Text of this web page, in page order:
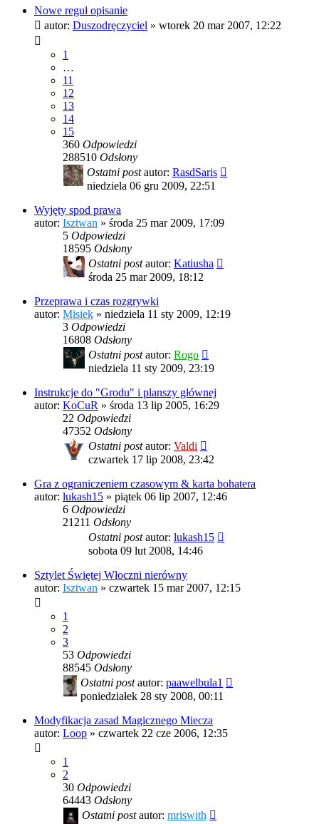
Nowe reguł opisanie
autor: Duszodręczyciel » wtorek 20 mar 2007, 12:22
1
…
11
12
13
14
15
360 Odpowiedzi
288510 Odsłony
Ostatni postautor: RasdSaris
niedziela 06 gru 2009, 22:51
Wyjęty spod prawa
autor: Isztwan » środa 25 mar 2009, 17:09
5 Odpowiedzi
18595 Odsłony
Ostatni postautor: Katiusha
środa 25 mar 2009, 18:12
Przeprawa i czas rozgrywki
autor: Misiek » niedziela 11 sty 2009, 12:19
3 Odpowiedzi
16808 Odsłony
Ostatni postautor: Rogo
niedziela 11 sty 2009, 23:19
Instrukcje do "Grodu" i planszy głównej
autor: KoCuR » środa 13 lip 2005, 16:29
22 Odpowiedzi
47352 Odsłony
Ostatni postautor: Valdi
czwartek 17 lip 2008, 23:42
Gra z ograniczeniem czasowym & karta bohatera
autor: lukash15 » piątek 06 lip 2007, 12:46
6 Odpowiedzi
21211 Odsłony
Ostatni postautor: lukash15
sobota 09 lut 2008, 14:46
Sztylet Świętej Włoczni nierówny
autor: Isztwan » czwartek 15 mar 2007, 12:15
1
2
3
53 Odpowiedzi
88545 Odsłony
Ostatni postautor: paawelbula1
poniedziałek 28 sty 2008, 00:11
Modyfikacja zasad Magicznego Miecza
autor: Loop » czwartek 22 cze 2006, 12:35
1
2
30 Odpowiedzi
64443 Odsłony
Ostatni postautor: mriswith